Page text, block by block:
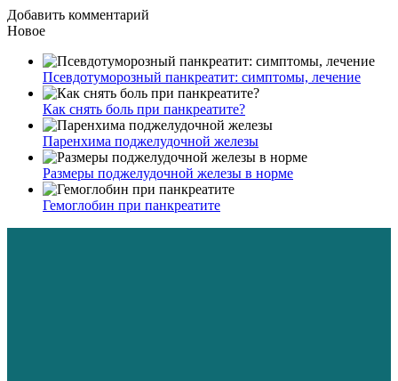
Добавить комментарий
Новое
Псевдотуморозный панкреатит: симптомы, лечение
Как снять боль при панкреатите?
Паренхима поджелудочной железы
Размеры поджелудочной железы в норме
Гемоглобин при панкреатите